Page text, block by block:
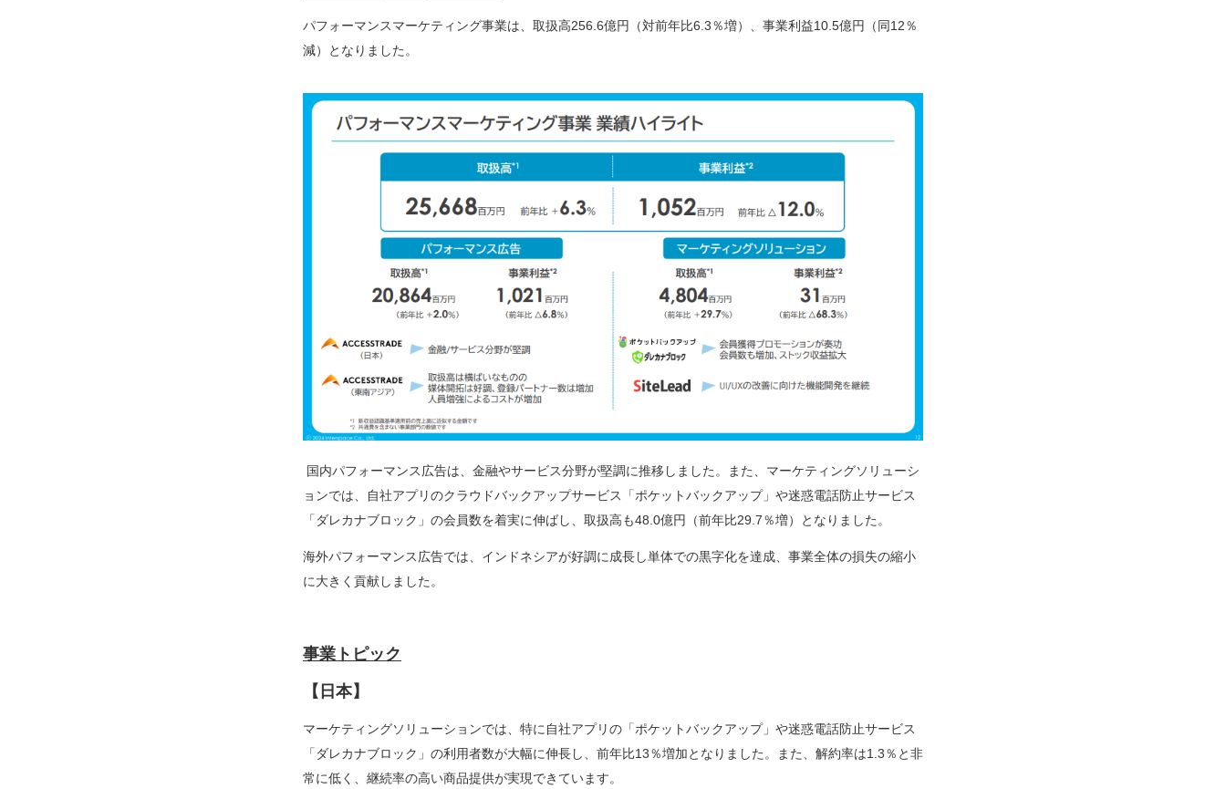
パフォーマンスマーケティング事業は、取扱高256.6億円（対前年比6.3％増）、事業利益10.5億円（同12％
減）となりました。
国内パフォーマンス広告は、金融やサービス分野が堅調に推移しました。また、マーケティングソリューシ
ョンでは、自社アプリのクラウドバックアップサービス「ポケットバックアップ」や迷惑電話防止サービス
「ダレカナブロック」の会員数を着実に伸ばし、取扱高も48.0億円（前年比29.7％増）となりました。
海外パフォーマンス広告では、インドネシアが好調に成長し単体での黒字化を達成、事業全体の損失の縮小
に大きく貢献しました。
事業トピック
【日本】
マーケティングソリューションでは、特に自社アプリの「ポケットバックアップ」や迷惑電話防止サービス
「ダレカナブロック」の利用者数が大幅に伸長し、前年比13％増加となりました。また、解約率は1.3％と非
常に低く、継続率の高い商品提供が実現できています。